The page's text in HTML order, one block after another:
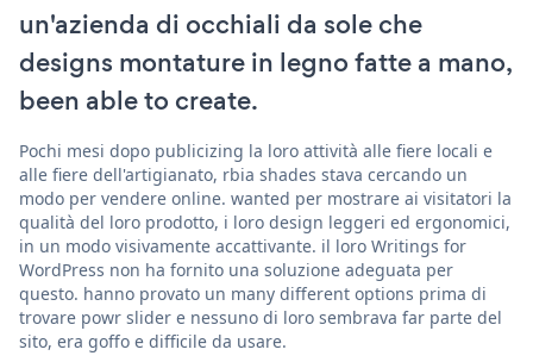
un'azienda di occhiali da sole che
designs montature in legno fatte a mano,
been able to create.
Pochi mesi dopo publicizing la loro attività alle fiere locali e
alle fiere dell'artigianato, rbia shades stava cercando un
modo per vendere online. wanted per mostrare ai visitatori la
qualità del loro prodotto, i loro design leggeri ed ergonomici,
in un modo visivamente accattivante. il loro Writings for
WordPress non ha fornito una soluzione adeguata per
questo. hanno provato un many different options prima di
trovare powr slider e nessuno di loro sembrava far parte del
sito, era goffo e difficile da usare.